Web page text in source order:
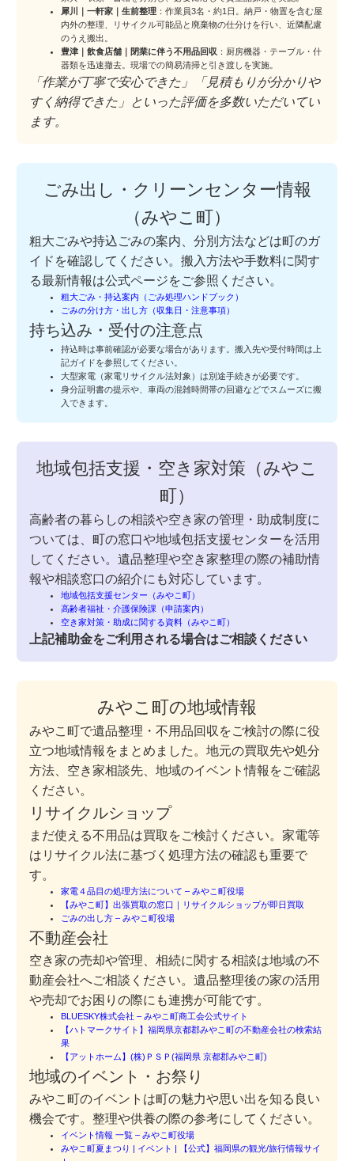
犀川｜一軒家｜生前整理 ：作業員3名・約1日。納戸・物置を含む屋
内外の整理、リサイクル可能品と廃棄物の仕分けを行い、近隣配慮
のうえ搬出。
豊津｜飲食店舗｜閉業に伴う不用品回収 ：厨房機器・テーブル・什
器類を迅速撤去。現場での簡易清掃と引き渡しを実施。
「作業が丁寧で安心できた」「見積もりが分かりや
すく納得できた」といった評価を多数いただいてい
ます。
ごみ出し・クリーンセンター情報
（みやこ町）
粗大ごみや持込ごみの案内、分別方法などは町のガ
イドを確認してください。搬入方法や手数料に関す
る最新情報は公式ページをご参照ください。
粗大ごみ・持込案内（ごみ処理ハンドブック）
ごみの分け方・出し方（収集日・注意事項）
持ち込み・受付の注意点
持込時は事前確認が必要な場合があります。搬入先や受付時間は上
記ガイドを参照してください。
大型家電（家電リサイクル法対象）は別途手続きが必要です。
身分証明書の提示や、車両の混雑時間帯の回避などでスムーズに搬
入できます。
地域包括支援・空き家対策（みやこ
町）
高齢者の暮らしの相談や空き家の管理・助成制度に
ついては、町の窓口や地域包括支援センターを活用
してください。遺品整理や空き家整理の際の補助情
報や相談窓口の紹介にも対応しています。
地域包括支援センター（みやこ町）
高齢者福祉・介護保険課（申請案内）
空き家対策・助成に関する資料（みやこ町）
上記補助金をご利用される場合はご相談ください
みやこ町の地域情報
みやこ町で遺品整理・不用品回収をご検討の際に役
立つ地域情報をまとめました。地元の買取先や処分
方法、空き家相談先、地域のイベント情報をご確認
ください。
リサイクルショップ
まだ使える不用品は買取をご検討ください。家電等
はリサイクル法に基づく処理方法の確認も重要で
す。
家電４品目の処理方法について – みやこ町役場
【みやこ町】出張買取の窓口｜リサイクルショップが即日買取
ごみの出し方 – みやこ町役場
不動産会社
空き家の売却や管理、相続に関する相談は地域の不
動産会社へご相談ください。遺品整理後の家の活用
や売却でお困りの際にも連携が可能です。
BLUESKY株式会社 – みやこ町商工会公式サイト
【ハトマークサイト】福岡県京都郡みやこ町の不動産会社の検索結
果
【アットホーム】(株)ＰＳＰ(福岡県 京都郡みやこ町)
地域のイベント・お祭り
みやこ町のイベントは町の魅力や思い出を知る良い
機会です。整理や供養の際の参考にしてください。
イベント情報 一覧 – みやこ町役場
みやこ町夏まつり | イベント | 【公式】福岡県の観光/旅行情報サイ